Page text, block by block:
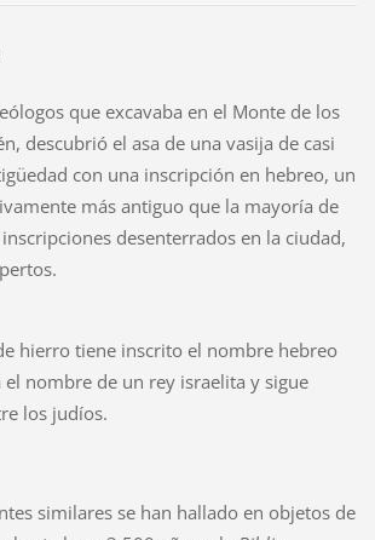
que excavaba en el Monte de los
descubrió el asa de una vasija de casi
con una inscripción en hebreo, un
más antiguo que la mayoría de
desenterrados en la ciudad,
hierro tiene inscrito el nombre hebreo
el nombre de un rey israelita y sigue
los judíos.
similares se han hallado en objetos de